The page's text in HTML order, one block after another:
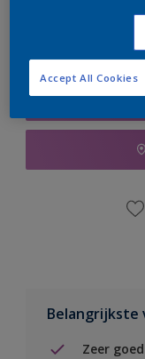
Belangrijkste
Zeer
Accept All Cookies